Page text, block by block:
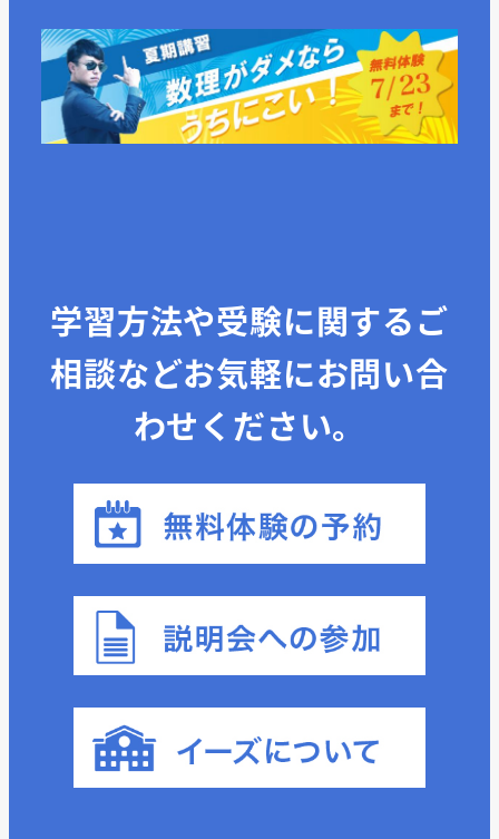
学習方法や受験に関するご
相談などお気軽にお問い合
わせください。